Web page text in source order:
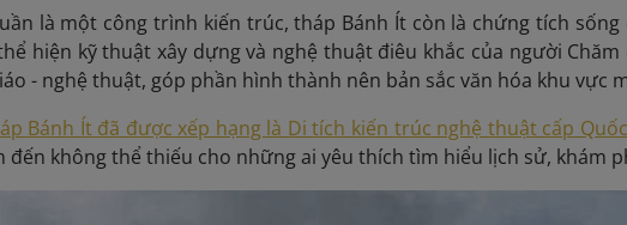
là một công trình kiến trúc, tháp Bánh Ít còn là chứng tích
hiện kỹ thuật xây dựng và nghệ thuật điêu khắc của người
- nghệ thuật, góp phần hình thành nên bản sắc văn hóa khu vực
Bánh Ít đã được xếp hạng là Di tích kiến trúc nghệ thuật cấp
không thể thiếu cho những ai yêu thích tìm hiểu lịch sử, khám